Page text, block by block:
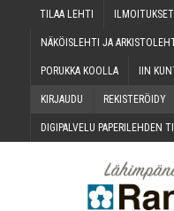
TILAA LEH­TI ILMOI­TUK­SET
NÄKÖIS­LEH­TI JA
PORUK­KA KOOLLA IIN
KIR­JAU­DU REKIS­TE­RÖI­DY
DIGI­PAL­VE­LU PAPE­RI­LEH­DEN